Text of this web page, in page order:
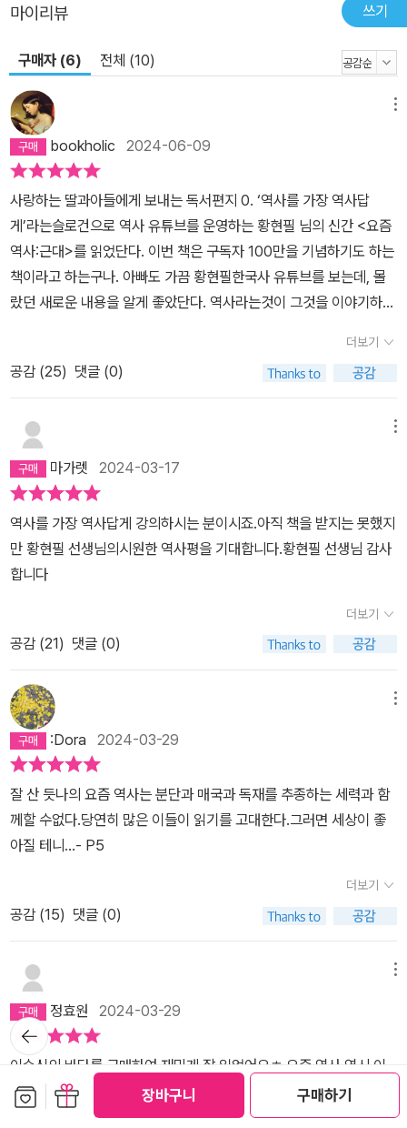
장바구니 구매하기
마이리뷰 쓰기
구매자 (6) 전체 (10)
bookholic 2024-06-09
사랑하는 딸과아들에게 보내는 독서편지 0. ‘역사를 가장 역사답
게’라는슬로건으로 역사 유튜브를 운영하는 황현필 님의 신간 <요즘
역사:근대>를 읽었단다. 이번 책은 구독자 100만을 기념하기도 하는
책이라고 하는구나. 아빠도 가끔 황현필한국사 유튜브를 보는데, 몰
랐던 새로운 내용을 알게 좋았단다. 역사라는것이 그것을 이야기하는
에 대한 주관적인생각, 사관이 많이 공감이 되더구나. 아빠랑 아무래
도 정치적성향이 비슷해서 그럴 수도 있지만, 역사 사실을 합리적이
고 이상적이고 상식적으로 생각한다면 그의 생각에다들 동의하지 않
을까 싶구나.이번에 새로 출간한 책은 우리나라근대사에 있어서 중요
건들은 아빠가다른 책들을 통해서 여러 번 이야기를 해 준 것과 겹치
기도 하더구나. 특히 작년에 읽은 강준만 님의 <한국 근대사 산책(전
10권)>과 올해 다시 읽은 조정래 님의 <아리랑(전 12권)> 읽고이야
기해준 부분에서도 소개된 부분들이 많았어. 그래서 오늘은 지은이의
색다른 시각으로 이야기한 것들을몇 개 발췌하는 것으로 이야기를 해
보려고 한단다. 1. 우리나라 근대를 여는데 중요한인물 중에 한 명인
흥선대원군에 대한 평가는 오늘날까지도 상반된 평가들이 많이 존재
뒤쳐지게 하는 원인이 되었고, 천주교 신자들 수천 명을 죽인이력이
있고, 민비와 권력 다툼으로 인해 국력을 소진했다는 안 좋은 평가가
있는 것도 사실이란다. 하지만 조선의 오랜 악습을 끝내는 공들도 있
었다고 하는구나. 이책에서는 그런 흥선대원군의 공에 대해서도 이야
기를 해주고 있었어. 하지만, 무너져가는 조선을 바로 세우기에는 너
무 늦었지.==================(27-28)물론, 국가적으로
천주교를 문란하다고 여긴 시대였다고 할지라도, 무려 8천여 명에 달
물로 평가하기는 어렵다.하지만국가를 새로 창업하거나 전쟁을 일으
키는 것이 아닌, 오직 개인의 통치력만으로 시대적 병폐를 끊고, 이전
세상과의 긍정적인 단절을 이룬 인물로 대원군만 한 인물이 또 있던
가?첫째, 60여 년의 세도정치를 끝냈다.둘째, 300년 만에 비변사를
해체했다.셋째, 300년 만에 붕당정치를 끝냈다.넷째, 300년 만에 경
복궁을 재건했다.다섯째, 400년 만에 서원을 제대로 철폐했다.여섯
째, 역사상 최초로 양반들에게 군포를 부과했다.어떤학자는 이렇게
말했다.“대원군이 300년만 일찍 태어났다면, 조선의 역사는 바뀌었
을 것이다.”==================…당시는 서양 열강이 이
런 저런이유를 대고 우리나라를 쳐들어오던 시절이었어. 프랑스가 쳐
더보기
공감 (25) 댓글 (0)
마가렛 2024-03-17
역사를 가장 역사답게 강의하시는 분이시죠.아직 책을 받지는 못했지
만 황현필 선생님의시원한 역사평을 기대합니다.황현필 선생님 감사
합니다
더보기
공감 (21) 댓글 (0)
:Dora 2024-03-29
잘 산 듯나의 요즘 역사는 분단과 매국과 독재를 추종하는 세력과 함
께할 수없다.당연히 많은 이들이 읽기를 고대한다.그러면 세상이 좋
아질 테니…- P5
더보기
공감 (15) 댓글 (0)
정효원 2024-03-29
이순신의 바다를 구매하여 재밌게 잘 읽었어요ㅎ 요즘 역사 역시 이
해하기 쉽게 써주셔서 잘 이해하고 쉽게 넘어 가게 되더라구요ㅎ시리
즈물로 현대편 등 각시대별로도 나왓으면 하는 생각도 들더라구요
뒤로가
기